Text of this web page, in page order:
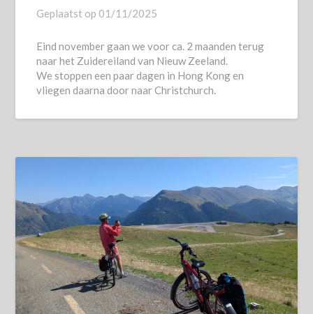
Geplaatst op 01/11/2025
Eind november gaan we voor ca. 2 maanden terug
naar het Zuidereiland van Nieuw Zeeland.
We stoppen een paar dagen in Hong Kong en
vliegen daarna door naar Christchurch.